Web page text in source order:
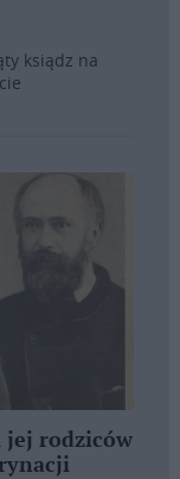
ksiądz na
jej rodziców